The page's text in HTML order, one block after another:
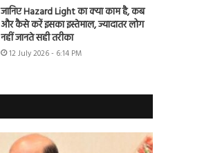
जानिए Hazard Light का क्या काम है, कब
और कैसे करें इसका इस्तेमाल, ज्यादातर लोग
नहीं जानते सही तरीका
12 July 2026 - 6:14 PM